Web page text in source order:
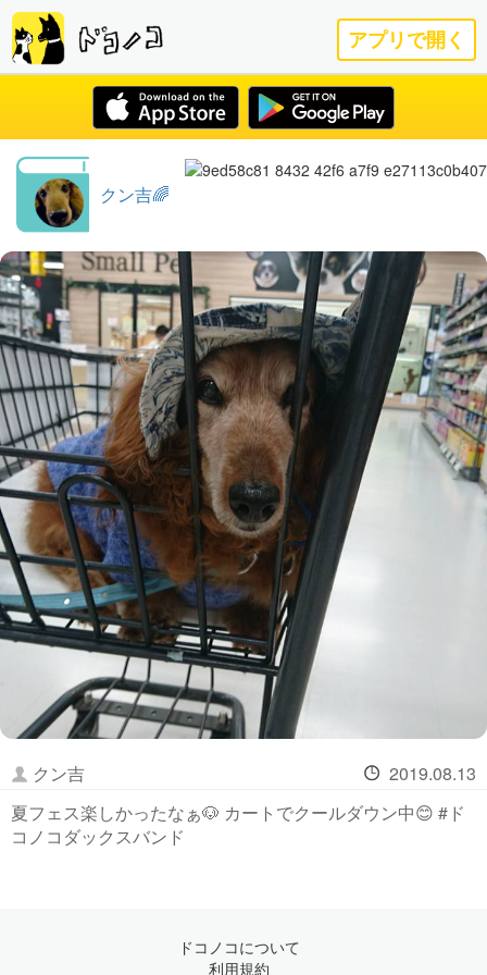
アプリで開く
クン吉🌈
クン吉
2019.08.13
夏フェス楽しかったなぁ🐶 カートでクールダウン中😊 #ド
コノコダックスバンド
ドコノコについて
利用規約